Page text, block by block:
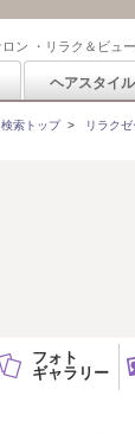
ン ・リラク＆ビュ
ヘアスタイル
索トップ> リラク
フォト
ギャラリー